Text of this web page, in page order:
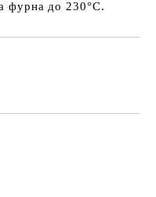
фурна до 230°C.